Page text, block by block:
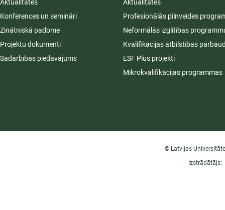
Aktualitātes
Konferences un semināri
Zinātniskā padome
Projektu dokumenti
Sadarbības piedāvājums
Aktualitātes
Profesionālās pilnveides
Neformālās izglītības
Kvalifikācijas atbilstības
ESF Plus projekti
Mikrokvalifikācijas programmas
© Latvijas
Izstrādātājs: